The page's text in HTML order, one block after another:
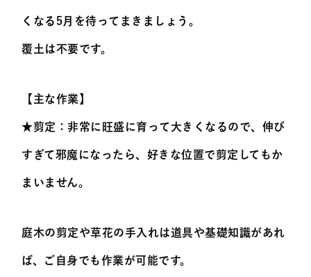
くなる5月を待ってまきましょう。
覆土は不要です。
【主な作業】
★剪定：非常に旺盛に育って大きくなるので、伸び
すぎて邪魔になったら、好きな位置で剪定してもか
まいません。
庭木の剪定や草花の手入れは道具や基礎知識があれ
ば、ご自身でも作業が可能です。